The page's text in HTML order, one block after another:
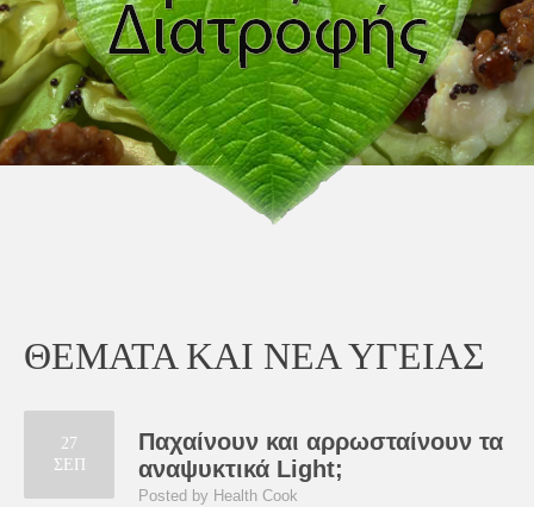
ΘΕΜΑΤΑ ΚΑΙ ΝΕΑ ΥΓΕΙΑΣ
27
ΣΕΠ
Παχαίνουν και αρρωσταίνουν τα
αναψυκτικά Light;
Posted by Health Cook